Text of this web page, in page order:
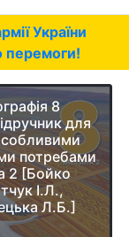
України
перемоги!
8
для
потребами
2 [Бойко
І.Л.,
Л.Б.]